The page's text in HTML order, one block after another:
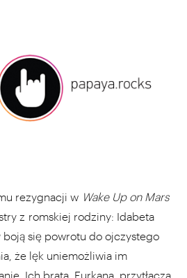
rezygnacji w Wake Up on Mars
z romskiej rodziny: Idabeta
boją się powrotu do ojczystego
że lęk uniemożliwia im
Ich brata, Furkana, przytłacza